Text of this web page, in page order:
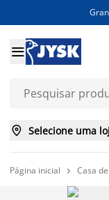

 Selecione uma
Página inicial  Casa